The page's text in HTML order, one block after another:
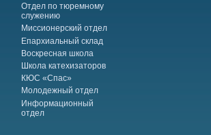
Отдел по тюремному
служению
Миссионерский отдел
Епархиальный склад
Воскресная школа
Школа катехизаторов
КЮС «Спас»
Молодежный отдел
Информационный
отдел